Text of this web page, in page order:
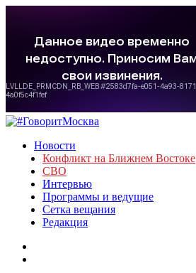
Новости
Конфликт на Ближнем Востоке
СВО
Интервью
Программы и ведущие
Сетка вещания
Редакция